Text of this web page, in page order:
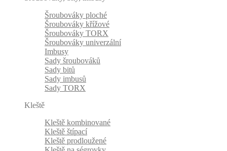
Šroubováky ploché
Šroubováky křížové
Šroubováky TORX
Šroubováky univerzální
Imbusy
Sady šroubováků
Sady bitů
Sady imbusů
Sady TORX
Kleště
Kleště kombinované
Kleště štípací
Kleště prodloužené